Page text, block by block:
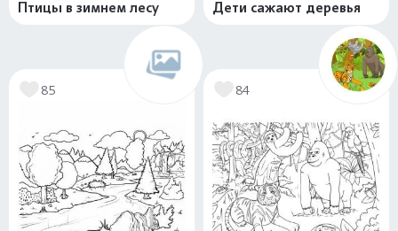
Птицы в зимнем лесу Дети сажают деревья
85 84